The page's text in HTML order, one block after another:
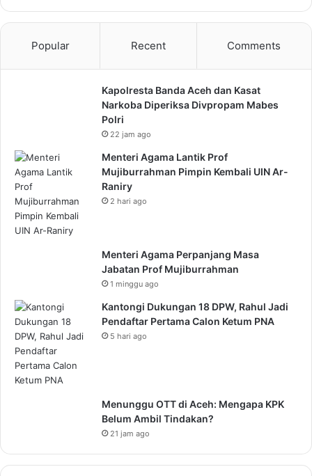
Popular Recent Comments
Kapolresta Banda Aceh dan Kasat
Narkoba Diperiksa Divpropam Mabes
Polri
22 jam ago
Menteri Agama Lantik Prof
Mujiburrahman Pimpin Kembali UIN Ar-
Raniry
2 hari ago
Menteri Agama Perpanjang Masa
Jabatan Prof Mujiburrahman
1 minggu ago
Kantongi Dukungan 18 DPW, Rahul Jadi
Pendaftar Pertama Calon Ketum PNA
5 hari ago
Menunggu OTT di Aceh: Mengapa KPK
Belum Ambil Tindakan?
21 jam ago